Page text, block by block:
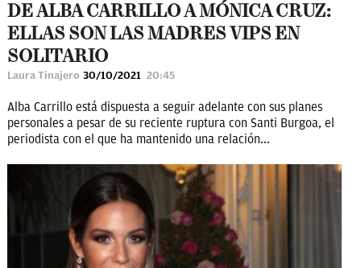
DE ALBA CARRILLO A MÓNICA CRUZ:
ELLAS SON LAS MADRES VIPS EN
SOLITARIO
Laura Tinajero 30/10/2021 20:45
Alba Carrillo está dispuesta a seguir adelante con sus planes
personales a pesar de su reciente ruptura con Santi Burgoa, el
periodista con el que ha mantenido una relación...